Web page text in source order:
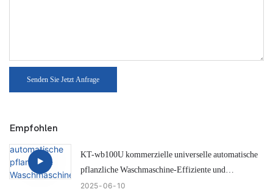
Senden Sie Jetzt Anfrage
Empfohlen
KT-wb100U kommerzielle universelle automatische
pflanzliche Waschmaschine-Effiziente und
intelligente Zwiebelreinigungslösung
2025 06 10